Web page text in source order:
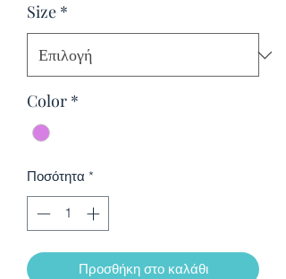
Size *
Color *
Ποσότητα *
Προσθήκη στο καλάθι